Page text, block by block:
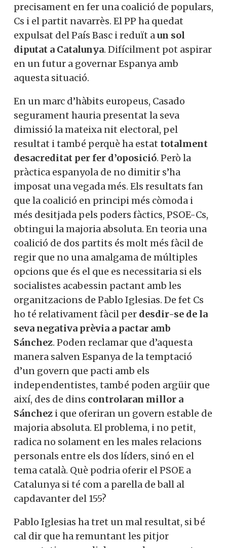
precisament en fer una coalició de populars,
Cs i el partit navarrès. El PP ha quedat
expulsat del País Basc i reduït aun sol
diputat a Catalunya. Difícilment pot aspirar
en un futur a governar Espanya amb
aquesta situació.
En un marc d’hàbits europeus, Casado
segurament hauria presentat la seva
dimissió la mateixa nit electoral, pel
resultat i també perquè ha estat totalment
desacreditat per fer d’oposició. Però la
pràctica espanyola de no dimitir s’ha
imposat una vegada més. Els resultats fan
que la coalició en principi més còmoda i
més desitjada pels poders fàctics, PSOE-Cs,
obtingui la majoria absoluta. En teoria una
coalició de dos partits és molt més fàcil de
regir que no una amalgama de múltiples
opcions que és el que es necessitaria si els
socialistes acabessin pactant amb les
organitzacions de Pablo Iglesias. De fet Cs
ho té relativament fàcil per desdir-se de la
seva negativa prèvia a pactar amb
Sánchez. Poden reclamar que d’aquesta
manera salven Espanya de la temptació
d’un govern que pacti amb els
independentistes, també poden argüir que
així, des de dins controlaran millor a
Sánchez i que oferiran un govern estable de
majoria absoluta. El problema, i no petit,
radica no solament en les males relacions
personals entre els dos líders, sinó en el
tema català. Què podria oferir el PSOE a
Catalunya si té com a parella de ball al
capdavanter del 155?
Pablo Iglesias ha tret un mal resultat, si bé
cal dir que ha remuntant les pitjor